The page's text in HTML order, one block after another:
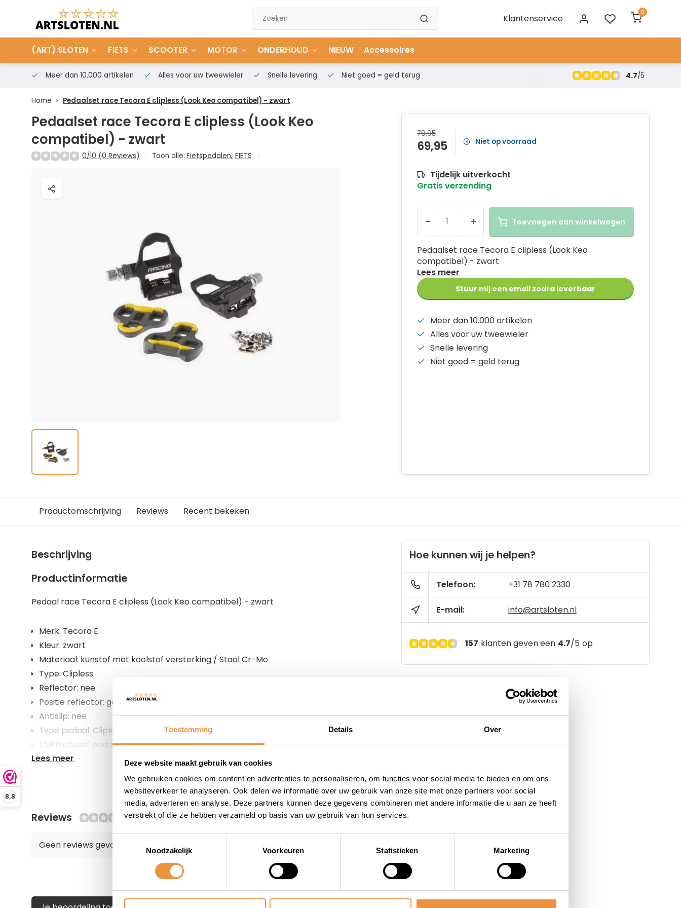
Toestemming Details Over
Deze website maakt gebruik van cookies
We gebruiken cookies om content en advertenties te personaliseren, om functies voor social media te bieden en om ons
websiteverkeer te analyseren. Ook delen we informatie over uw gebruik van onze site met onze partners voor social
media, adverteren en analyse. Deze partners kunnen deze gegevens combineren met andere informatie die u aan ze heeft
verstrekt of die ze hebben verzameld op basis van uw gebruik van hun services.
Noodzakelijk
Voorkeuren Statistieken Marketing
8,8
Klantenservice
0
(ART) SLOTEN FIETS SCOOTER MOTOR ONDERHOUD NIEUW Accessoires
Meer dan 10.000 artikelen Alles voor uw tweewieler Snelle levering Niet goed = geld terug 4.7/5
Home Pedaalset race Tecora E clipless (Look Keo compatibel) - zwart
Pedaalset race Tecora E clipless (Look Keo
compatibel) - zwart
0/10 (0 Reviews) Toon alle: Fietspedalen, FIETS
79,95
69,95 Niet op voorraad
Tijdelijk uitverkocht
Gratis verzending
- + Toevoegen aan winkelwagen
Pedaalset race Tecora E clipless (Look Keo
compatibel) - zwart
Lees meer
Stuur mij een email zodra leverbaar
Meer dan 10.000 artikelen
Alles voor uw tweewieler
Snelle levering
Niet goed = geld terug
Productomschrijving Reviews Recent bekeken
Beschrijving
Productinformatie
Pedaal race Tecora E clipless (Look Keo compatibel) - zwart
Merk: Tecora E
Kleur: zwart
Materiaal: kunstof met koolstof versterking / Staal Cr-Mo
Type: Clipless
Reflector: nee
Positie reflector: geen
Antislip: nee
Type pedaal: Clipless
USP:iInclusief pedaalplaatjes / Instelbare veerspanning / Look Keo
compatibel
Lees meer
Reviews 0/10
Geen reviews gevonden
Hoe kunnen wij je helpen?
Telefoon: +31 78 780 2330
E-mail: info@artsloten.nl
157 klanten geven een 4.7/5 op